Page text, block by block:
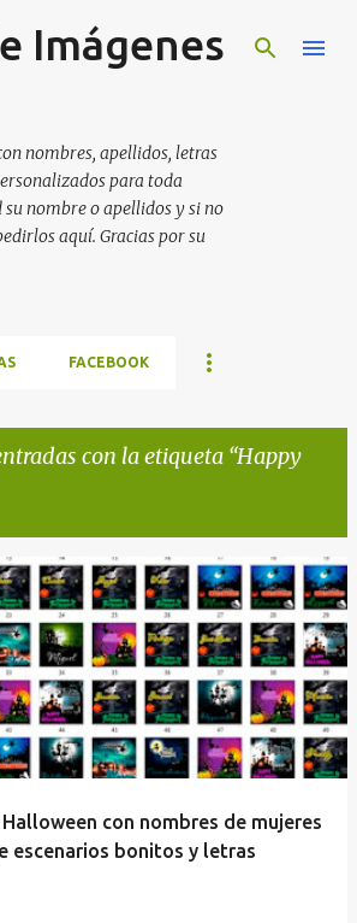
al contenido principal
Imágenes
nombres, apellidos, letras
para toda
su nombre o apellidos y si no
aquí. Gracias por su
FACEBOOK
con la etiqueta Happy
con nombres de mujeres
escenarios bonitos y letras